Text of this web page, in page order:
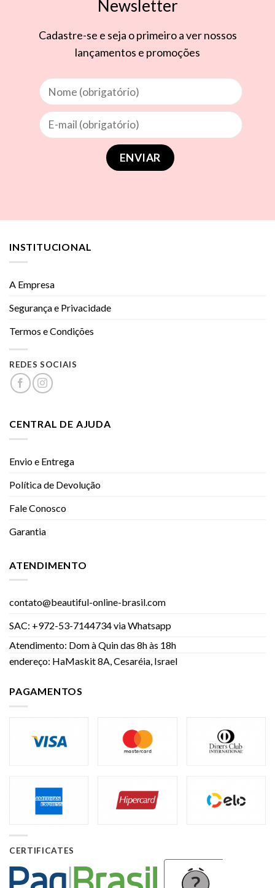
Newsletter
Cadastre-se e seja o primeiro a ver nossos
lançamentos e promoções
INSTITUCIONAL
A Empresa
Segurança e Privacidade
Termos e Condições
REDES SOCIAIS
CENTRAL DE AJUDA
Envio e Entrega
Política de Devolução
Fale Conosco
Garantia
ATENDIMENTO
contato@beautiful-online-brasil.com
SAC: +972-53-7144734 via Whatsapp
Atendimento: Dom à Quin das 8h às 18h
endereço: HaMaskit 8A, Cesaréia, Israel
PAGAMENTOS
CERTIFICATES